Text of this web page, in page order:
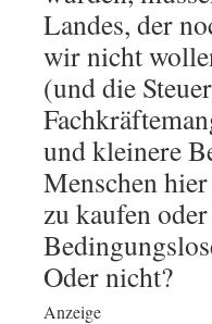
Landes, der
wir nicht
(und die
und kleinere
Menschen
zu kaufen
Oder nicht?
Anzeige